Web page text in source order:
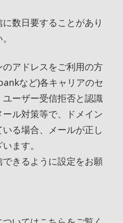
数日要することがあり
アドレスをご利用の方
など)各キャリアのセ
ーザー受信拒否と認識
ル対策等で、ドメイン
る場合、メールが正し
ます。
きるように設定をお願